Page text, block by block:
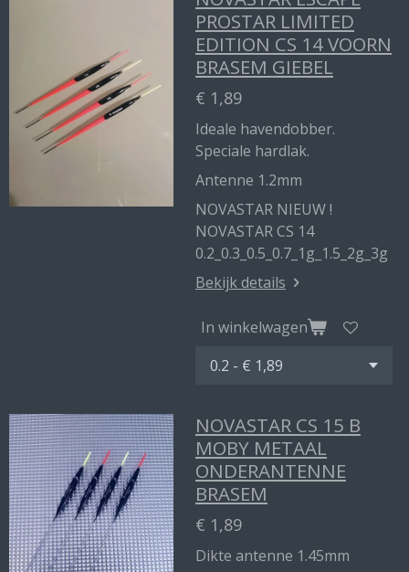
PROSTAR LIMITED
EDITION CS 14 VOORN
BRASEM GIEBEL
€ 1,89
Ideale havendobber.
Speciale hardlak.
Antenne 1.2mm
NOVASTAR NIEUW !
NOVASTAR CS 14
0.2_0.3_0.5_0.7_1g_1.5_2g_3g
Bekijk details
In winkelwagen
NOVASTAR CS 15 B
MOBY METAAL
ONDERANTENNE
BRASEM
€ 1,89
Dikte antenne 1.45mm